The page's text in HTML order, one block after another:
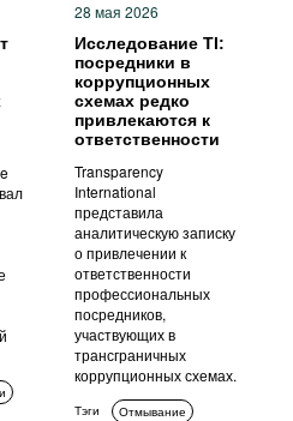
28 мая 2026
Исследование TI:
посредники в
коррупционных
схемах редко
привлекаются к
ответственности
Transparency
International
представила
аналитическую записку
о привлечении к
ответственности
профессиональных
посредников,
участвующих в
трансграничных
коррупционных схемах.
Тэги
Отмывание